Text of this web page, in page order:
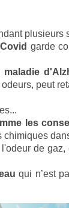
plusieurs
garde
peut
les
de
qui n’est